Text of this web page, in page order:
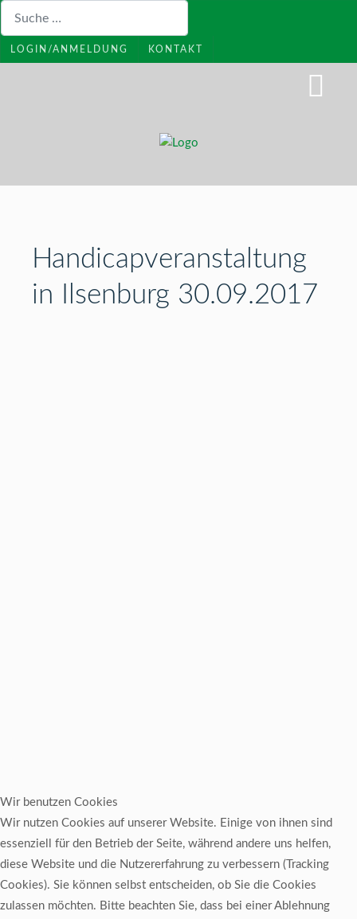
LOGIN/ANMELDUNG KONTAKT
Handicapveranstaltung
in Ilsenburg 30.09.2017
Wir benutzen Cookies
Wir nutzen Cookies auf unserer Website. Einige von ihnen sind
essenziell für den Betrieb der Seite, während andere uns helfen,
diese Website und die Nutzererfahrung zu verbessern (Tracking
Cookies). Sie können selbst entscheiden, ob Sie die Cookies
zulassen möchten. Bitte beachten Sie, dass bei einer Ablehnung